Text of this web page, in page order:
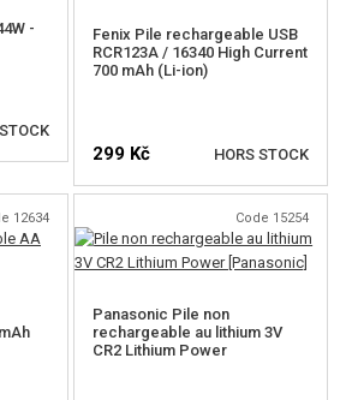
-
Fenix Pile rechargeable USB
RCR123A / 16340 High Current
700 mAh (Li-ion)
299 Kč HORS STOCK
VÉRIFIER LA DISPONIBILITÉ
12634 Code 15254
Panasonic Pile non
rechargeable au lithium 3V
CR2 Lithium Power